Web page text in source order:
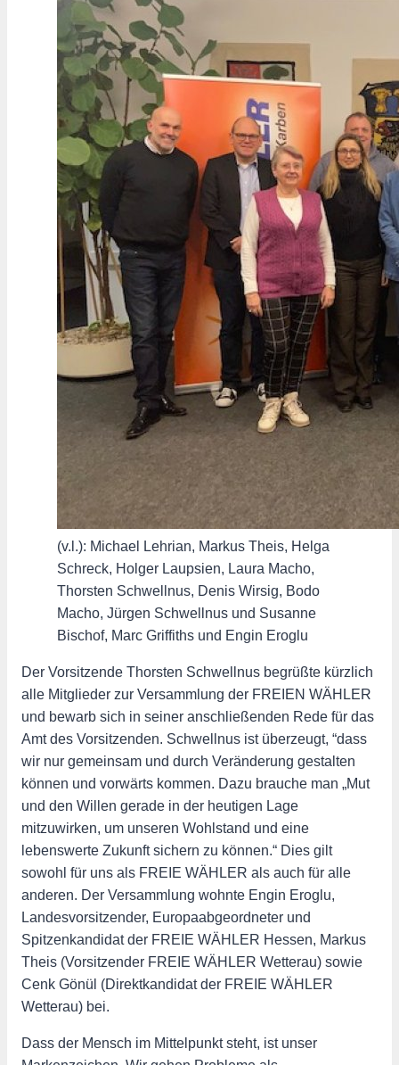
(v.l.): Michael Lehrian, Markus Theis, Helga
Schreck, Holger Laupsien, Laura Macho,
Thorsten Schwellnus, Denis Wirsig, Bodo
Macho, Jürgen Schwellnus und Susanne
Bischof, Marc Griffiths und Engin Eroglu
Der Vorsitzende Thorsten Schwellnus begrüßte kürzlich
alle Mitglieder zur Versammlung der FREIEN WÄHLER
und bewarb sich in seiner anschließenden Rede für das
Amt des Vorsitzenden. Schwellnus ist überzeugt, “dass
wir nur gemeinsam und durch Veränderung gestalten
können und vorwärts kommen. Dazu brauche man „Mut
und den Willen gerade in der heutigen Lage
mitzuwirken, um unseren Wohlstand und eine
lebenswerte Zukunft sichern zu können.“ Dies gilt
sowohl für uns als FREIE WÄHLER als auch für alle
anderen. Der Versammlung wohnte Engin Eroglu,
Landesvorsitzender, Europaabgeordneter und
Spitzenkandidat der FREIE WÄHLER Hessen, Markus
Theis (Vorsitzender FREIE WÄHLER Wetterau) sowie
Cenk Gönül (Direktkandidat der FREIE WÄHLER
Wetterau) bei.
Dass der Mensch im Mittelpunkt steht, ist unser